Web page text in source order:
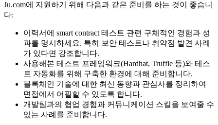
Ju.com에 지원하기 위해 다음과 같은 준비를 하는 것이 좋습니
다:
이력서에 smart contract 테스트 관련 구체적인 경험과 성
과를 명시하세요. 특히 보안 테스트나 취약점 발견 사례
가 있다면 강조합니다.
사용해본 테스트 프레임워크(Hardhat, Truffle 등)와 테스
트 자동화를 위해 구축한 환경에 대해 준비합니다.
블록체인 기술에 대한 최신 동향과 관심사를 정리하여
면접에서 어필할 수 있도록 합니다.
개발팀과의 협업 경험과 커뮤니케이션 스킬을 보여줄 수
있는 사례를 준비합니다.